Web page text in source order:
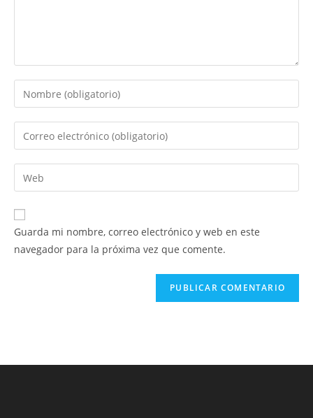
Introduce
tu
nombre
de
usuario
para
comentar
Introduce
tu
dirección
de
electrónico
para
comentar
Introduce
la
URL
de
Guarda mi nombre, correo electrónico y web en este
navegador para la próxima vez que comente.